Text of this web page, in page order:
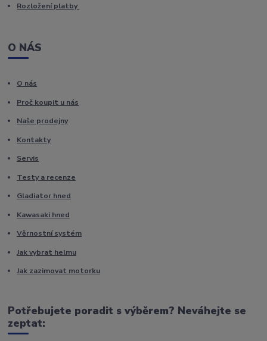
Rozložení platby
O NÁS
O nás
Proč koupit u nás
Naše prodejny
Kontakty
Servis
Testy a recenze
Gladiator hned
Kawasaki hned
Věrnostní systém
Jak vybrat helmu
Jak zazimovat motorku
Potřebujete poradit s výběrem? Neváhejte se
zeptat: